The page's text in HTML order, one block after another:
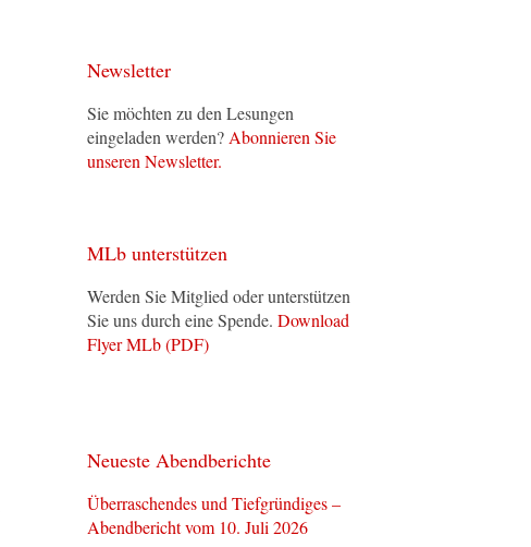
Newsletter
Sie möchten zu den Lesungen
eingeladen werden? Abonnieren Sie
unseren Newsletter.
MLb unterstützen
Werden Sie Mitglied oder unterstützen
Sie uns durch eine Spende. Download
Flyer MLb (PDF)
Neueste Abendberichte
Überraschendes und Tiefgründiges –
Abendbericht vom 10. Juli 2026